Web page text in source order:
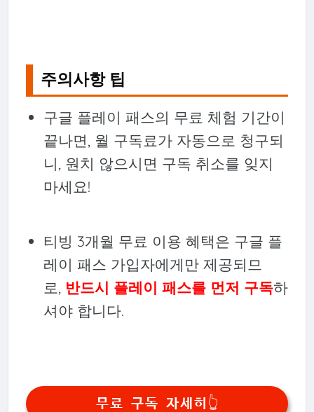
주의사항 팁
구글 플레이 패스의 무료 체험 기간이
끝나면, 월 구독료가 자동으로 청구되
니, 원치 않으시면 구독 취소를 잊지
마세요!
티빙 3개월 무료 이용 혜택은 구글 플
레이 패스 가입자에게만 제공되므
로, 반드시 플레이 패스를 먼저 구독하
셔야 합니다.
무료 구독 자세히👆